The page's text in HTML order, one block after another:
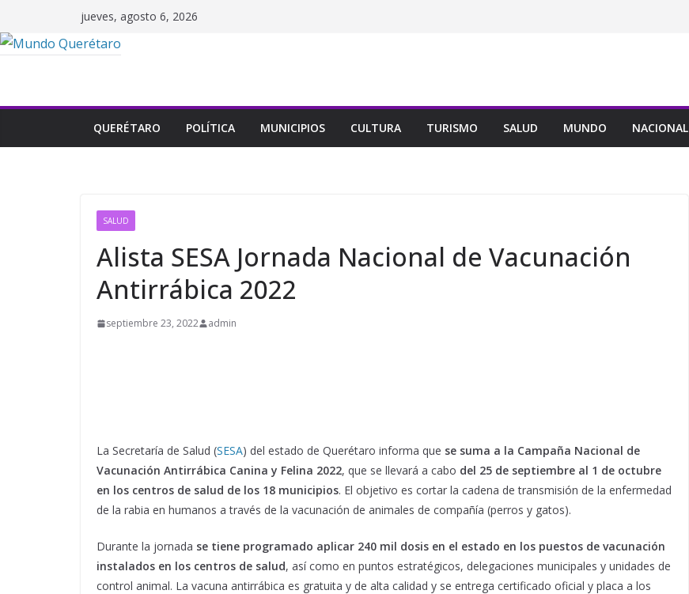
al
contenido
jueves, agosto 6, 2026
QUERÉTARO POLÍTICA MUNICIPIOS CULTURA TURISMO SALUD MUNDO NACIONAL
SALUD
Alista SESA Jornada Nacional de Vacunación
Antirrábica 2022
septiembre 23, 2022 admin
La Secretaría de Salud (SESA) del estado de Querétaro informa que se suma a la Campaña Nacional de
Vacunación Antirrábica Canina y Felina 2022, que se llevará a cabo del 25 de septiembre al 1 de octubre
en los centros de salud de los 18 municipios. El objetivo es cortar la cadena de transmisión de la enfermedad
de la rabia en humanos a través de la vacunación de animales de compañía (perros y gatos).
Durante la jornada se tiene programado aplicar 240 mil dosis en el estado en los puestos de vacunación
instalados en los centros de salud, así como en puntos estratégicos, delegaciones municipales y unidades de
control animal. La vacuna antirrábica es gratuita y de alta calidad y se entrega certificado oficial y placa a los